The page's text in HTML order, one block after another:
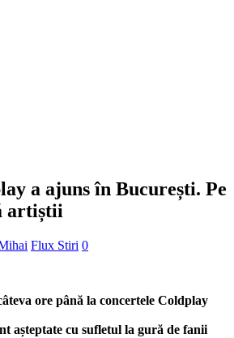
a ajuns în București. Pe
artiștii
Flux Stiri 0
ore până la concertele Coldplay
așteptate cu sufletul la gură de fanii